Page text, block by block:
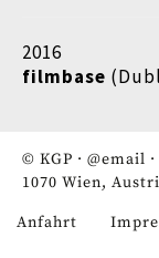
2016
filmbase
© KGP · @email ·
1070 Wien,
Fußzeile
Anfahrt